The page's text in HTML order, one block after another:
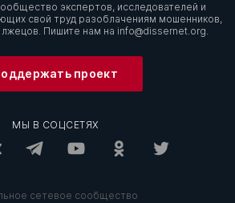
экспертов, исследователей и
свой труд разоблачениям мошенников,
Пишите нам на info@dissernet.org.
проект
МЫ В СОЦСЕТЯХ
сетевое сообщество